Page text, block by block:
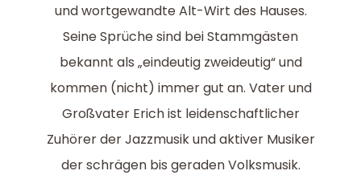
und wortgewandte Alt-Wirt des Hauses.
Seine Sprüche sind bei Stammgästen
bekannt als „eindeutig zweideutig“ und
kommen (nicht) immer gut an. Vater und
Großvater Erich ist leidenschaftlicher
Zuhörer der Jazzmusik und aktiver Musiker
der schrägen bis geraden Volksmusik.